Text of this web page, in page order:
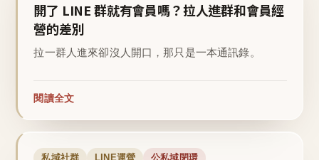
開了 LINE 群就有會員嗎？拉人進群和會員經
營的差別
拉一群人進來卻沒人開口，那只是一本通訊錄。
閱讀全文